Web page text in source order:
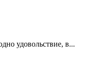
удовольствие, в...